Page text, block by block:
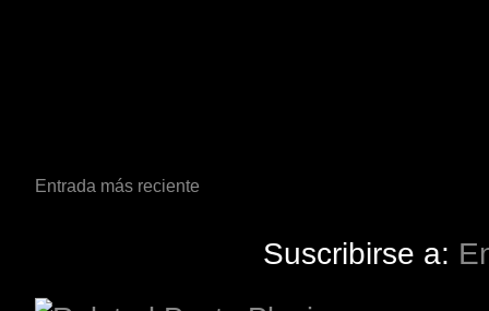
Entrada más reciente
Suscribirse a: